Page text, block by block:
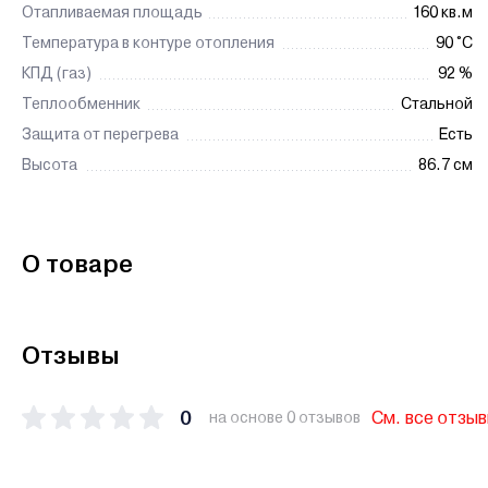
Отапливаемая площадь
160 кв.м
Температура в контуре отопления
90 °C
КПД (газ)
92 %
Теплообменник
Стальной
Защита от перегрева
Есть
Высота
86.7 см
О товаре
Отзывы
0 на основе 0 отзывов См. все